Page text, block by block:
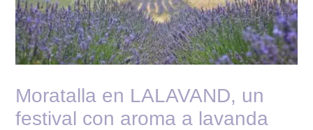
Moratalla en LALAVAND, un
festival con aroma a lavanda